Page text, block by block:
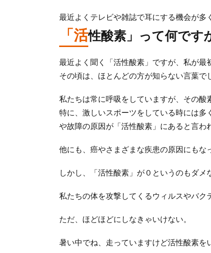
最近よくテレビや雑誌で耳にする機会が多
「活性酸素」って何です
最近よく聞く「活性酸素」ですが、私が最
その頃は、ほとんどの方が知らない言葉で
私たちは常に呼吸をしていますが、その酸
特に、激しいスポーツをしている時には
や故障の原因が「活性酸素」にあると言わ
他にも、癌やさまざまな疾患の原因にもな
しかし、「活性酸素」が０というのもダメ
私たちの体を攻撃してくるウィルスやバク
ただ、ほどほどにしなきゃいけない。
暑い中でね、走っていますけど活性酸素を